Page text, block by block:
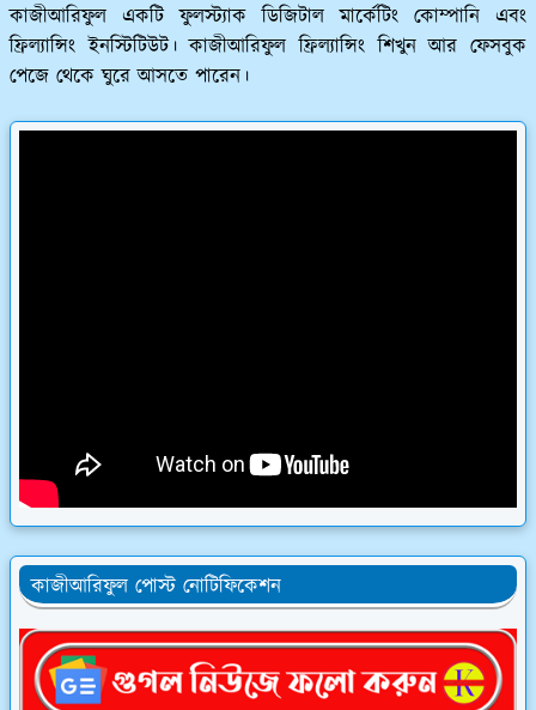
কাজীআরিফুল একটি ফুলস্ট্যাক ডিজিটাল মার্কেটিং কোম্পানি এবং
ফ্রিল্যান্সিং ইনস্টিটিউট। কাজীআরিফুল ফ্রিল্যান্সিং শিখুন আর ফেসবুক
পেজে থেকে ঘুরে আসতে পারেন।
কাজীআরিফুল পোস্ট নোটিফিকেশন